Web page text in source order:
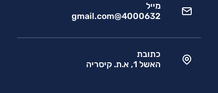
מייל
4000632@gmail.com
כתובת
האשל 1, א.ת. קיסריה